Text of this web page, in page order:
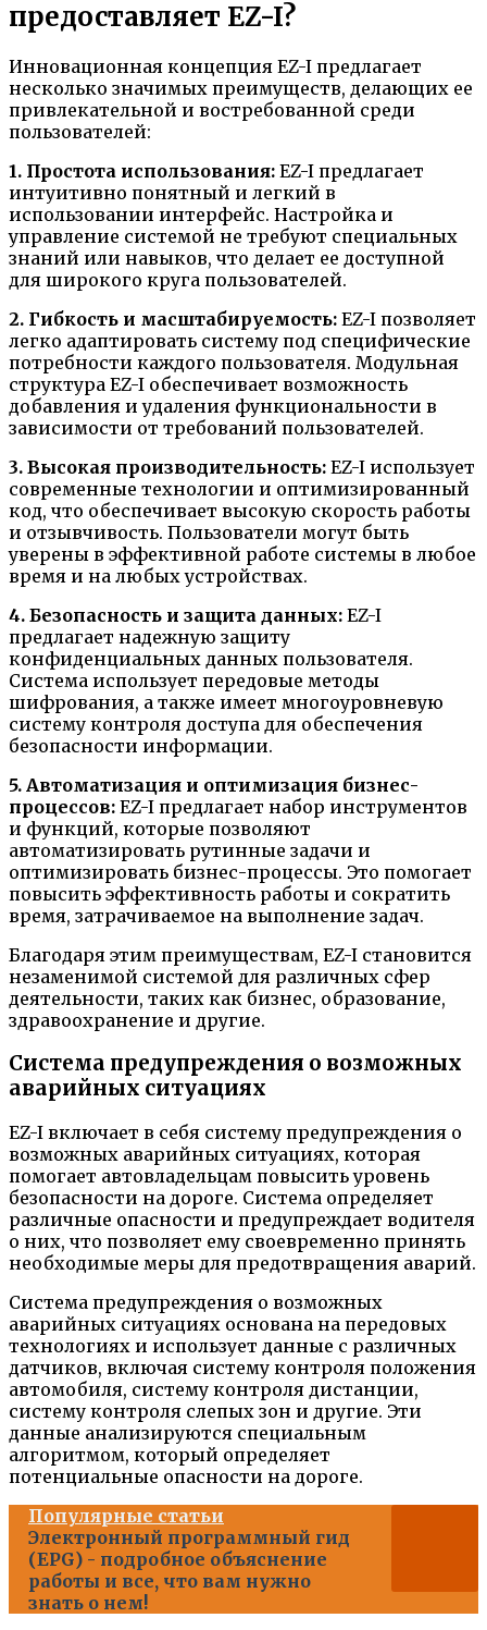
предоставляет EZ-I?
Инновационная концепция EZ-I предлагает
несколько значимых преимуществ, делающих ее
привлекательной и востребованной среди
пользователей:
1. Простота использования: EZ-I предлагает
интуитивно понятный и легкий в
использовании интерфейс. Настройка и
управление системой не требуют специальных
знаний или навыков, что делает ее доступной
для широкого круга пользователей.
2. Гибкость и масштабируемость: EZ-I позволяет
легко адаптировать систему под специфические
потребности каждого пользователя. Модульная
структура EZ-I обеспечивает возможность
добавления и удаления функциональности в
зависимости от требований пользователей.
3. Высокая производительность: EZ-I использует
современные технологии и оптимизированный
код, что обеспечивает высокую скорость работы
и отзывчивость. Пользователи могут быть
уверены в эффективной работе системы в любое
время и на любых устройствах.
4. Безопасность и защита данных: EZ-I
предлагает надежную защиту
конфиденциальных данных пользователя.
Система использует передовые методы
шифрования, а также имеет многоуровневую
систему контроля доступа для обеспечения
безопасности информации.
5. Автоматизация и оптимизация бизнес-
процессов: EZ-I предлагает набор инструментов
и функций, которые позволяют
автоматизировать рутинные задачи и
оптимизировать бизнес-процессы. Это помогает
повысить эффективность работы и сократить
время, затрачиваемое на выполнение задач.
Благодаря этим преимуществам, EZ-I становится
незаменимой системой для различных сфер
деятельности, таких как бизнес, образование,
здравоохранение и другие.
Система предупреждения о возможных
аварийных ситуациях
EZ-I включает в себя систему предупреждения о
возможных аварийных ситуациях, которая
помогает автовладельцам повысить уровень
безопасности на дороге. Система определяет
различные опасности и предупреждает водителя
о них, что позволяет ему своевременно принять
необходимые меры для предотвращения аварий.
Система предупреждения о возможных
аварийных ситуациях основана на передовых
технологиях и использует данные с различных
датчиков, включая систему контроля положения
автомобиля, систему контроля дистанции,
систему контроля слепых зон и другие. Эти
данные анализируются специальным
алгоритмом, который определяет
потенциальные опасности на дороге.
Популярные статьи
Электронный программный гид
(EPG) - подробное объяснение
работы и все, что вам нужно
знать о нем!